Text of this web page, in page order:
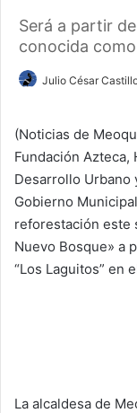
Será a partir
conocida
Julio César
(Noticias de
Fundación Azteca,
Desarrollo Urbano
Gobierno
reforestación este
Nuevo Bosque» a
“Los Laguitos” en
La alcaldesa de